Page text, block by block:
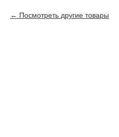
Посмотреть другие товары